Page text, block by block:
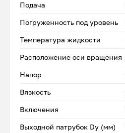
Подача
Погруженность под уровень
Температура жидкости
Расположение оси вращения
Напор
Вязкость
Включения
Выходной патрубок Dу (мм)